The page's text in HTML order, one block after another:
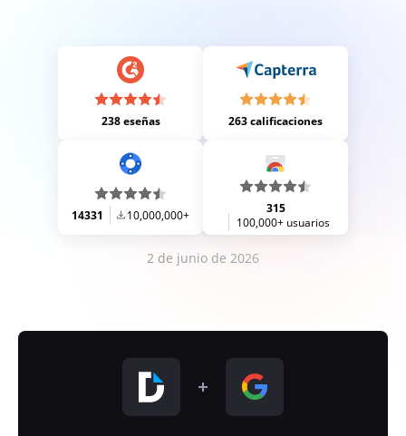
238 eseñas 263 calificaciones
14331 10,000,000+
315
100,000+ usuarios
2 de junio de 2026